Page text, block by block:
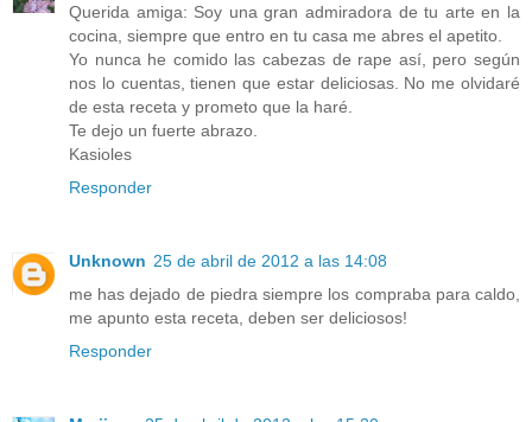
Querida amiga: Soy una gran admiradora de tu arte en la
cocina, siempre que entro en tu casa me abres el apetito.
Yo nunca he comido las cabezas de rape así, pero según
nos lo cuentas, tienen que estar deliciosas. No me olvidaré
de esta receta y prometo que la haré.
Te dejo un fuerte abrazo.
Kasioles
Responder
Unknown 25 de abril de 2012 a las 14:08
me has dejado de piedra siempre los compraba para caldo,
me apunto esta receta, deben ser deliciosos!
Responder